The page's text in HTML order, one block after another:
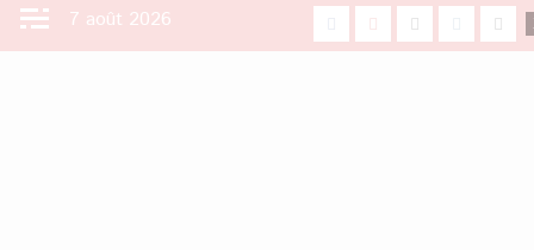
Aller
7 août 2026 facebookYoutube
X